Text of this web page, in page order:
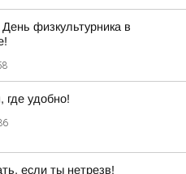
физкультурника в
где удобно!
если ты нетрезв!